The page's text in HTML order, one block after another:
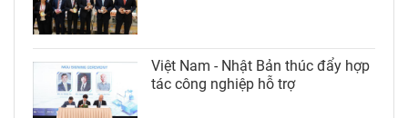
Việt Nam - Nhật Bản thúc đẩy hợp
tác công nghiệp hỗ trợ